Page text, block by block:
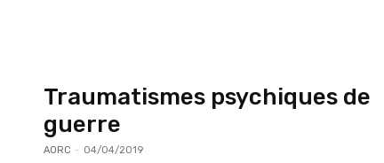
Traumatismes psychiques de
guerre
AORC - 04/04/2019